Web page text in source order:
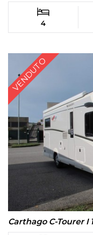
4
VENDUTO
Carthago C-Tourer